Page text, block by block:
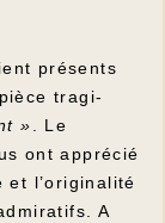
présents
tragi-
» . Le
ont apprécié
et l’originalité
A